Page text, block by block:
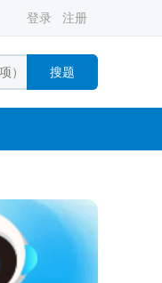
登录 注册
搜题